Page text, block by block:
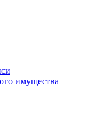
имущества